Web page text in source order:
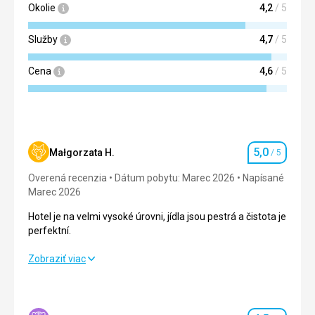
Okolie 4,2 / 5
Služby 4,7 / 5
Cena 4,6 / 5
Małgorzata H. Hodnotenie
5,0 / 5
Overená recenzia Dátum pobytu: Marec 2026
Napísané
Marec 2026
Hotel je na velmi vysoké úrovni, jídla jsou pestrá a čistota je
perfektní.
Hotel je na velmi vysoké úrovni, jídla jsou pestrá a čistota je
Zobraziť viac